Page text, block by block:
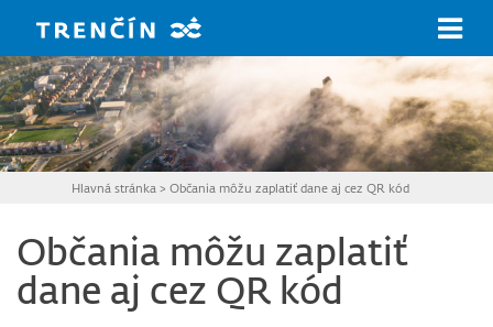
Hlavná stránka > Občania môžu zaplatiť dane aj cez QR kód
Občania môžu zaplatiť
dane aj cez QR kód